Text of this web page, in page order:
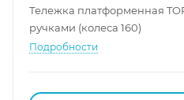
Тележка платформенная
ручками (колеса 160)
Подробности